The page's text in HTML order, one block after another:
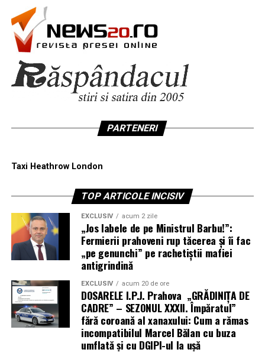
PARTENERI
Taxi Heathrow London
TOP ARTICOLE INCISIV
EXCLUSIV acum 2 zile
„Jos labele de pe Ministrul Barbu!”:
Fermierii prahoveni rup tăcerea și îi fac
„pe genunchi” pe rachetiștii mafiei
antigrindină
EXCLUSIV acum 20 de ore
DOSARELE I.P.J. Prahova „GRĂDINIȚA DE
CADRE” – SEZONUL XXXII. Împăratul”
fără coroană al xanaxului: Cum a rămas
incompatibilul Marcel Bălan cu buza
umflată și cu DGIPI-ul la ușă